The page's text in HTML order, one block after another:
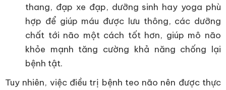
thang, đạp xe đạp, dưỡng sinh hay yoga phù
hợp để giúp máu được lưu thông, các dưỡng
chất tới não một cách tốt hơn, giúp mô não
khỏe mạnh tăng cường khả năng chống lại
bệnh tật.
Tuy nhiên, việc điều trị bệnh teo não nên được thực